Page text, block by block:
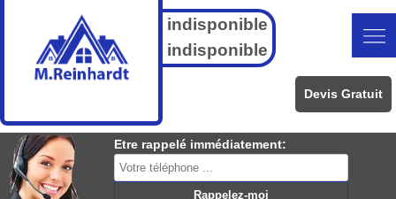
indisponible
indisponible
Devis Gratuit
Etre rappelé immédiatement: